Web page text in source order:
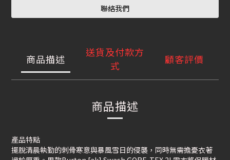
聯絡我們
商品描述
送貨及付款方
式
顧客評價
商品描述
產品特點
擺脫清晨執勤的刺骨寒意與暴風雪日的侵襲，同時無需擔憂衣著